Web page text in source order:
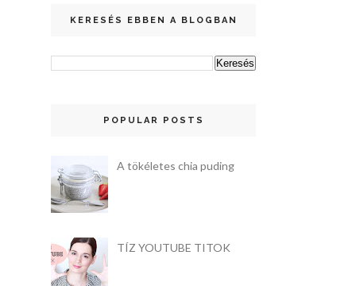
KERESÉS EBBEN A BLOGBAN
POPULAR POSTS
A tökéletes chia puding
TÍZ YOUTUBE TITOK